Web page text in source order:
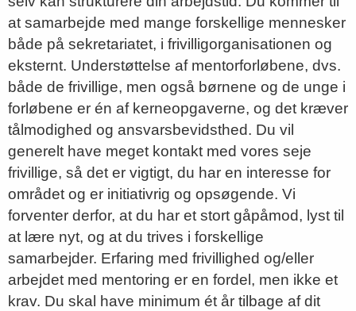
at samarbejde med mange forskellige mennesker
både på sekretariatet, i frivilligorganisationen og
eksternt. Understøttelse af mentorforløbene, dvs.
både de frivillige, men også børnene og de unge i
forløbene er én af kerneopgaverne, og det kræver
tålmodighed og ansvarsbevidsthed. Du vil
generelt have meget kontakt med vores seje
frivillige, så det er vigtigt, du har en interesse for
området og er initiativrig og opsøgende. Vi
forventer derfor, at du har et stort gåpåmod, lyst til
at lære nyt, og at du trives i forskellige
samarbejder. Erfaring med frivillighed og/eller
arbejdet med mentoring er en fordel, men ikke et
krav. Du skal have minimum ét år tilbage af dit